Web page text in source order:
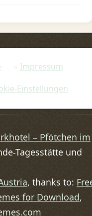
Impressum
Einstellungen
– Pfötchen im
Tagesstätte und
, thanks to:
for Download,